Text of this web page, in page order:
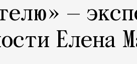
—
Елена